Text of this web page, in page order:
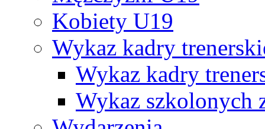
Kobiety U19
Wykaz kadry
Wykaz kadry
Wykaz szkolonych